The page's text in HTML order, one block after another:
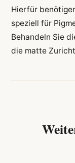
Hierfür
speziell für
Behandeln Sie
die matte